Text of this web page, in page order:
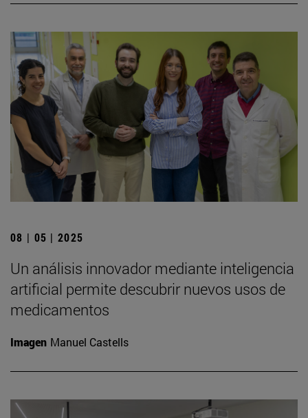
08 | 05 | 2025
Un análisis innovador mediante inteligencia
artificial permite descubrir nuevos usos de
medicamentos
Imagen Manuel Castells